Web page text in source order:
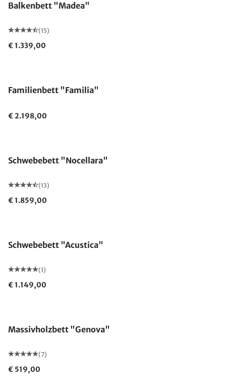
Balkenbett "Madea"
(15)
€ 1.339,00
Familienbett "Familia"
€ 2.198,00
Schwebebett "Nocellara"
(13)
€ 1.859,00
Schwebebett "Acustica"
(1)
€ 1.149,00
Massivholzbett "Genova"
(7)
€ 519,00